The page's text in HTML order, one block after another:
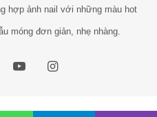
hợp ảnh nail với những màu hot
móng đơn giản, nhẹ nhàng.
YouTubeInstagram